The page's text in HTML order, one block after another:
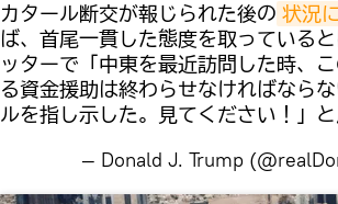
カタール断交が報じられた後の 状況
ば、首尾一貫した態度を取っている
ッターで「中東を最近訪問した時、
る資金援助は終わらせなければなら
ルを指し示した。見てください！」と
— Donald J. Trump